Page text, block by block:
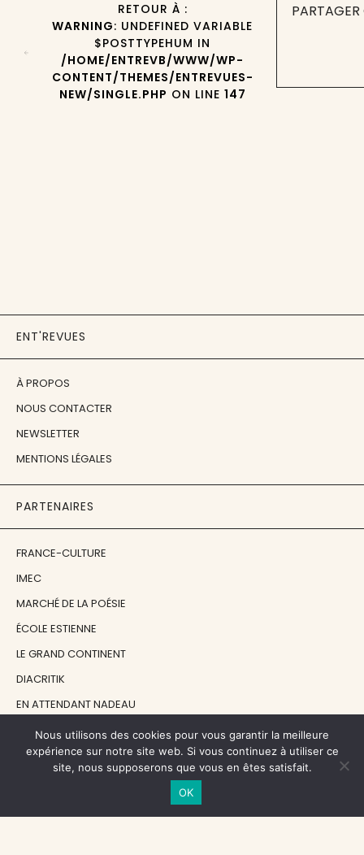
RETOUR À :
WARNING: UNDEFINED VARIABLE
$POSTTYPEHUM IN
/HOME/ENTREVB/WWW/WP-
CONTENT/THEMES/ENTREVUES-
NEW/SINGLE.PHP ON LINE 147
ENT'REVUES
À PROPOS
NOUS CONTACTER
NEWSLETTER
MENTIONS LÉGALES
PARTENAIRES
FRANCE-CULTURE
IMEC
MARCHÉ DE LA POÉSIE
ÉCOLE ESTIENNE
LE GRAND CONTINENT
DIACRITIK
EN ATTENDANT NADEAU
NOS SOUTIENS
Nous utilisons des cookies pour vous garantir la meilleure
expérience sur notre site web. Si vous continuez à utiliser ce
site, nous supposerons que vous en êtes satisfait.
OK